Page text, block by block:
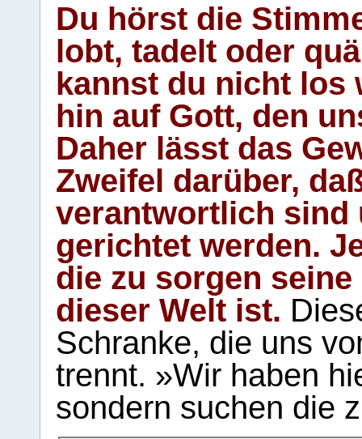
Du hörst die
lobt, tadelt oder
kannst du nicht los
hin auf Gott, den
Daher lässt das
Zweifel darüber,
verantwortlich sind
gerichtet werden.
die zu sorgen
dieser Welt ist.
Schranke, die uns
trennt. »Wir haben
sondern suchen die